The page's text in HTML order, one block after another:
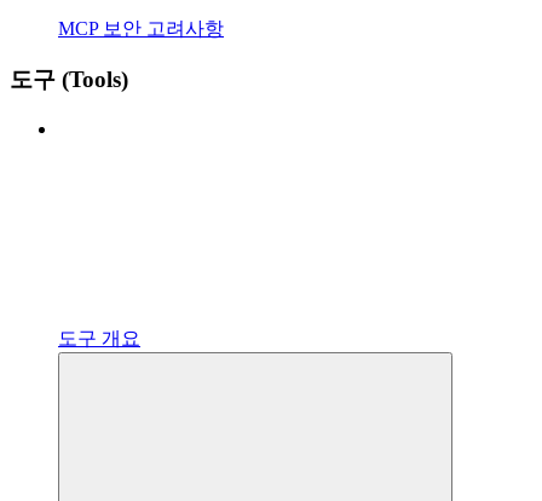
MCP 보안 고려사항
도구 (Tools)
도구 개요